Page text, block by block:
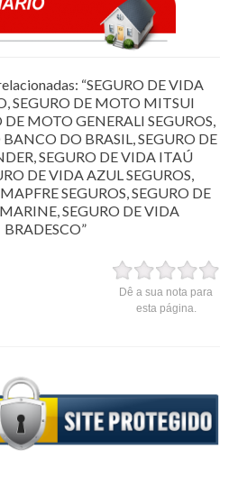
“SEGURO DE VIDA
SEGURO DE MOTO MITSUI
DE MOTO GENERALI SEGUROS,
DO BRASIL, SEGURO DE
SEGURO DE VIDA ITAÚ
DE VIDA AZUL SEGUROS,
SEGUROS, SEGURO DE
SEGURO DE VIDA
BRADESCO”
Dê a sua nota para
esta página.